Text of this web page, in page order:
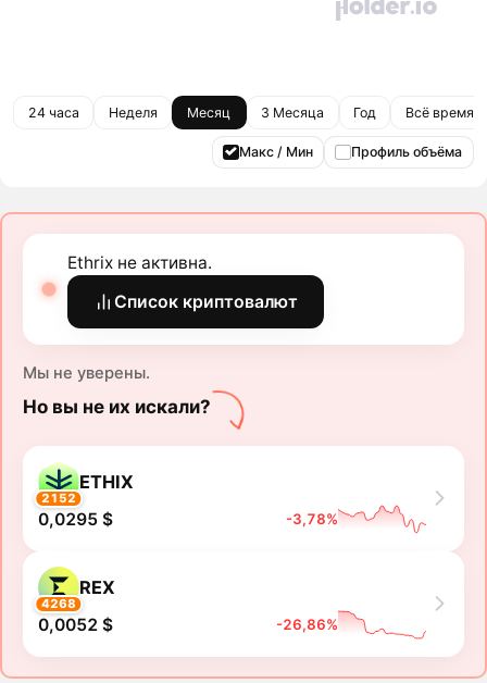
24 часа Неделя Месяц 3 Месяца Год Всё время
Макс / Мин Профиль объёма
Ethrix не активна.
Список криптовалют
Мы не уверены.
Но вы не их искали?
2152
ETHIX
0,0295 $ -3,78%
4268
REX
0,0052 $ -26,86%